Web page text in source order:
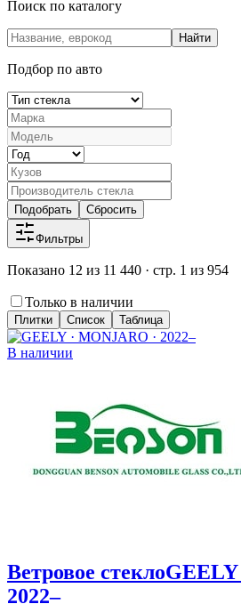
Поиск по каталогу
Найти
Подбор по авто
Подобрать Сбросить
Фильтры
Показано 12 из 11 440 · стр. 1 из 954
Только в наличии
Плитки Список Таблица
В наличии
Ветровое стеклоGEELY
2022–